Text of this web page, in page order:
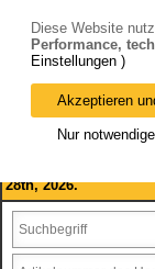
Bitte beachten Sie:
August 2026 haben
28th, 2026.
Diese Website
Performance,
Einstellungen )
Akzeptieren
Nur